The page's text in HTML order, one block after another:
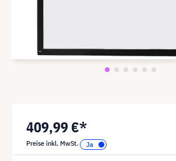
409,99 €*
Preise inkl. MwSt.